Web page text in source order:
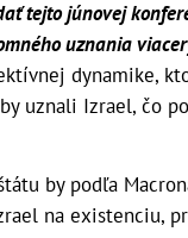
tejto júnovej
uznania
dynamike,
uznali Izrael, čo
by podľa
na existenciu,